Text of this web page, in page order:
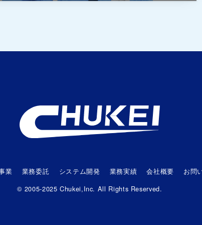
業 業務委託 システム開発 業務実績 会社概要
お問
© 2005-2025 Chukei,Inc. All Rights Reserved.